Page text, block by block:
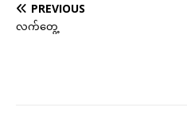
PREVIOUS
လက်တွေ့